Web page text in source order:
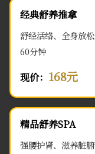
经典舒养推拿
舒经活络、全身放松
60分钟
现价： 168元
精品舒养SPA
强腰护肾、滋养脏腑